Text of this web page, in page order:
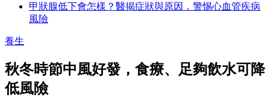
甲狀腺低下會怎樣？醫揭症狀與原因，警惕心血管疾病
風險
養生
秋冬時節中風好發，食療、足夠飲水可降
低風險